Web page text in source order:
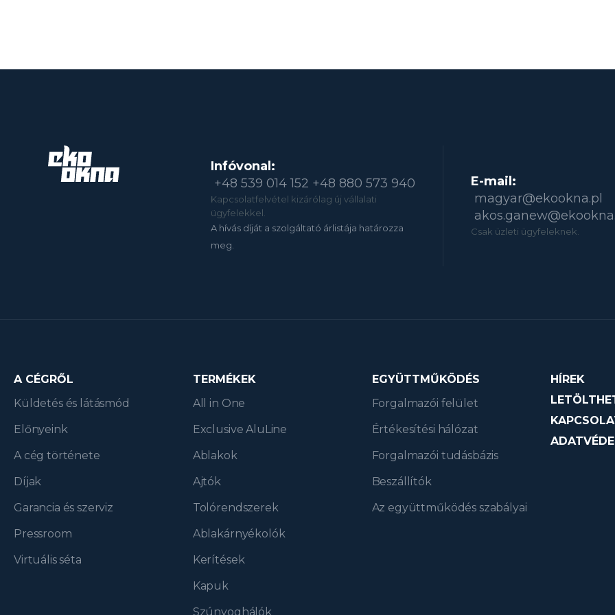
Infóvonal:
+48 539 014 152 +48 880 573 940
Kapcsolatfelvétel kizárólag új vállalati
ügyfelekkel.
A hívás díját a szolgáltató árlistája határozza
meg.
E-mail:
magyar@ekookna.pl
Csak üzleti ügyfeleknek.
A CÉGRŐL
Küldetés és látásmód
Előnyeink
A cég története
Díjak
Garancia és szerviz
Pressroom
Virtuális séta
TERMÉKEK
All in One
Exclusive AluLine
Ablakok
Ajtók
Tolórendszerek
Ablakárnyékolók
Kerítések
Kapuk
Szúnyoghálók
EGYÜTTMŰKÖDÉS
Forgalmazói felület
Értékesítési hálózat
Forgalmazói tudásbázis
Beszállítók
Az együttműködés szabályai
HÍREK